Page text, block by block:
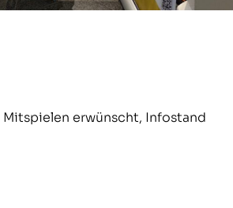
erwünscht, Infostand